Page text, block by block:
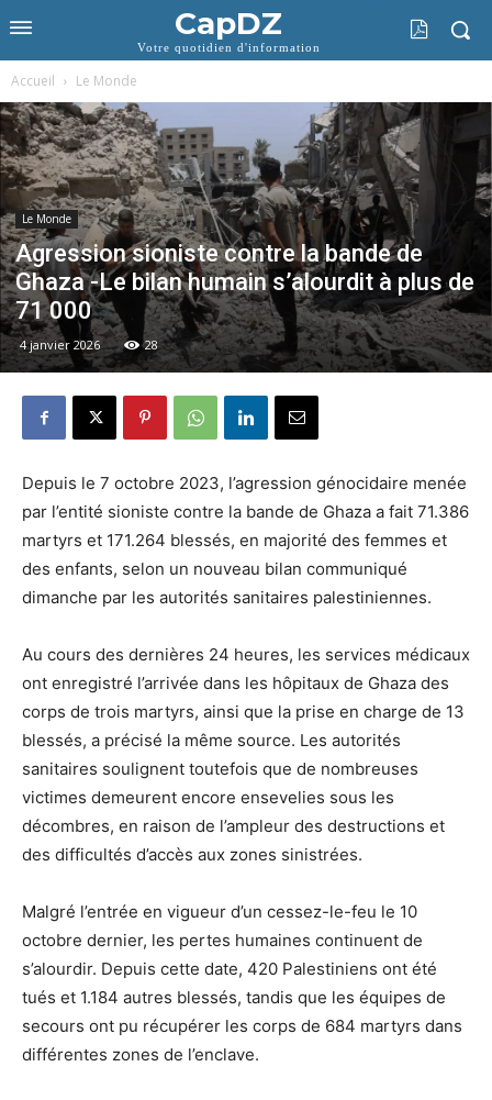
CapDZ
Votre quotidien d'information
Accueil Le Monde
Le Monde
Agression sioniste contre la bande de
Ghaza -Le bilan humain s’alourdit à plus de
71 000
4 janvier 2026 28
Depuis le 7 octobre 2023, l’agression génocidaire menée
par l’entité sioniste contre la bande de Ghaza a fait 71.386
martyrs et 171.264 blessés, en majorité des femmes et
des enfants, selon un nouveau bilan communiqué
dimanche par les autorités sanitaires palestiniennes.
Au cours des dernières 24 heures, les services médicaux
ont enregistré l’arrivée dans les hôpitaux de Ghaza des
corps de trois martyrs, ainsi que la prise en charge de 13
blessés, a précisé la même source. Les autorités
sanitaires soulignent toutefois que de nombreuses
victimes demeurent encore ensevelies sous les
décombres, en raison de l’ampleur des destructions et
des difficultés d’accès aux zones sinistrées.
Malgré l’entrée en vigueur d’un cessez-le-feu le 10
octobre dernier, les pertes humaines continuent de
s’alourdir. Depuis cette date, 420 Palestiniens ont été
tués et 1.184 autres blessés, tandis que les équipes de
secours ont pu récupérer les corps de 684 martyrs dans
différentes zones de l’enclave.